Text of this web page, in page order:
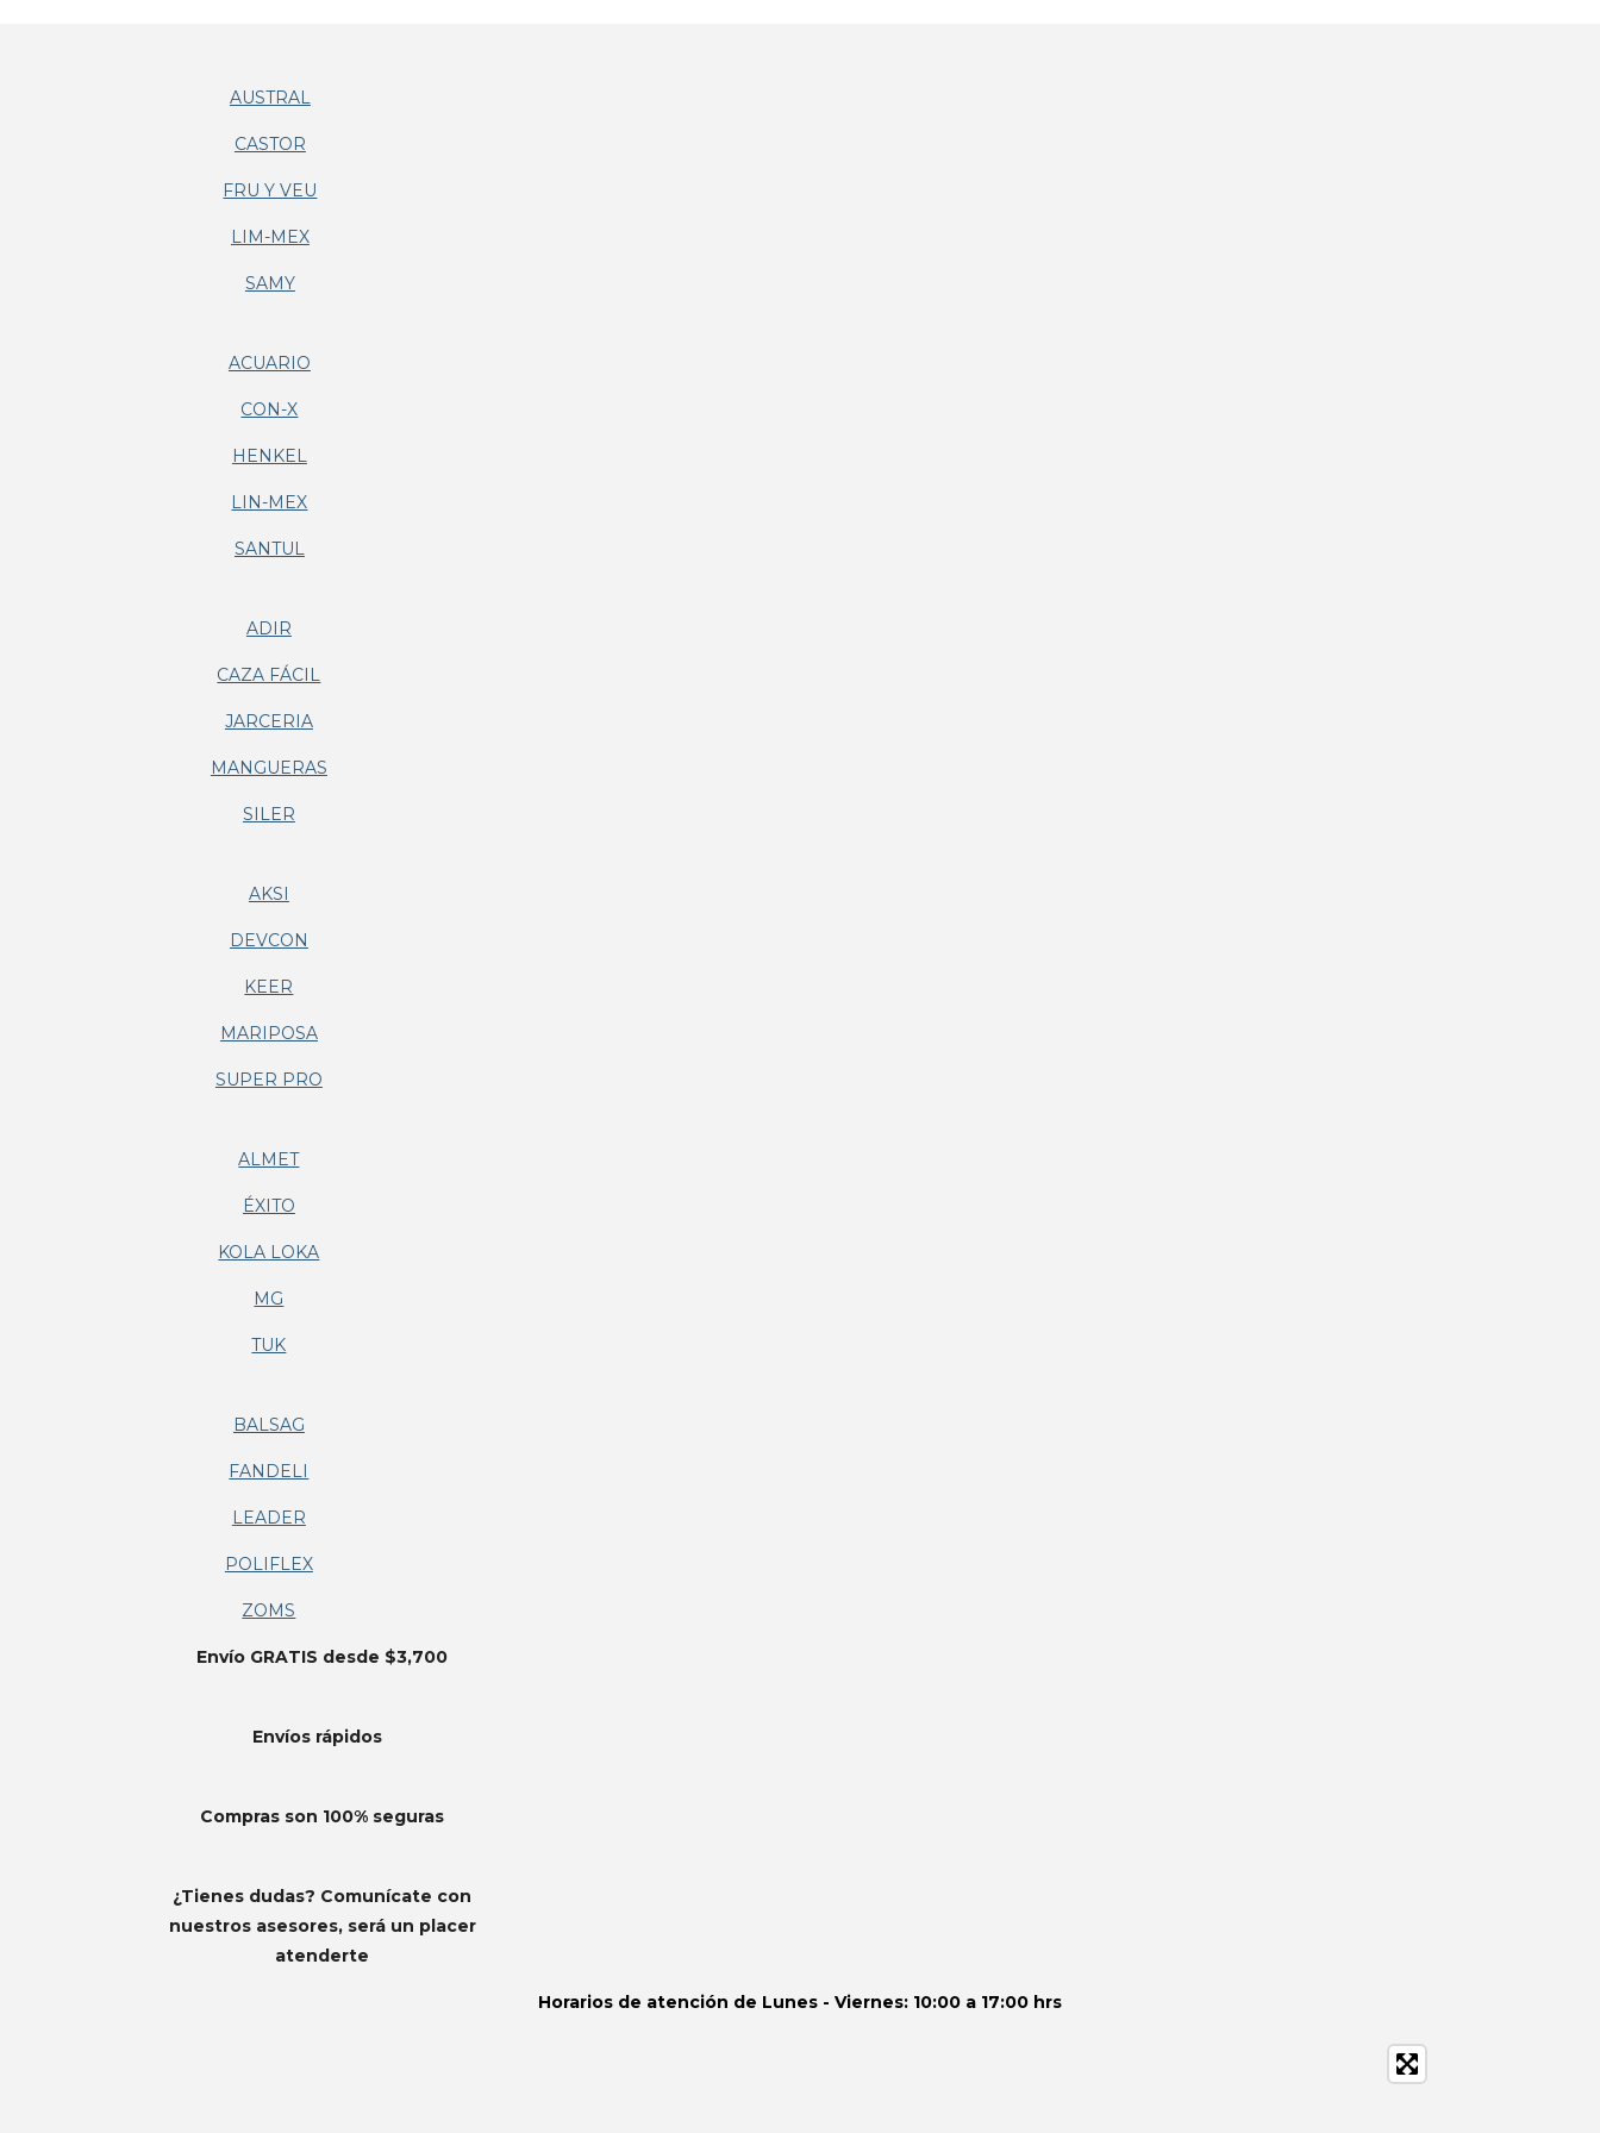
AUSTRAL
CASTOR
FRU Y VEU
LIM-MEX
SAMY
ACUARIO
CON-X
HENKEL
LIN-MEX
SANTUL
ADIR
CAZA FÁCIL
JARCERIA
MANGUERAS
SILER
AKSI
DEVCON
KEER
MARIPOSA
SUPER PRO
ALMET
ÉXITO
KOLA LOKA
MG
TUK
BALSAG
FANDELI
LEADER
POLIFLEX
ZOMS
Envío GRATIS desde $3,700
Envíos rápidos
Compras son 100% seguras
¿Tienes dudas? Comunícate con
nuestros asesores, será un placer
atenderte
Horarios de atención de Lunes - Viernes: 10:00 a 17:00 hrs